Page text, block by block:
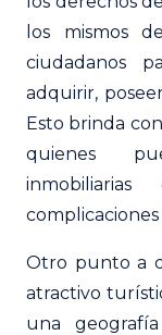
los mismos
ciudadanos
adquirir,
Esto brinda
quienes
complicaciones
Otro punto a
atractivo
una